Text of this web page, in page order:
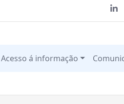
Acesso á informação